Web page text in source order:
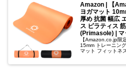
Amazon | 【
ヨガマット
厚め 抗菌 幅広
ス ピラティス
(Primasole) | マ
【Amazon.co.jp限
15mm トレーニン
マット フィットネ